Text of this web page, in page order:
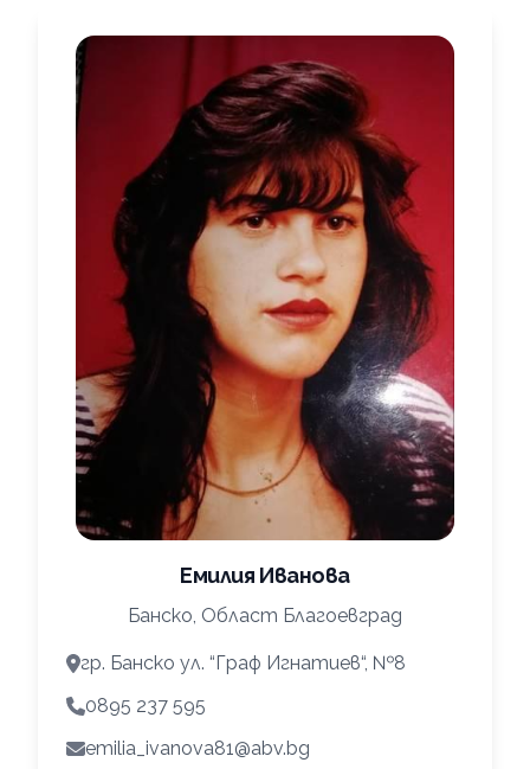
Емилия Иванова
Банско, Област Благоевград
гр. Банско ул. “Граф Игнатиев“, №8
0895 237 595
emilia_ivanova81@abv.bg